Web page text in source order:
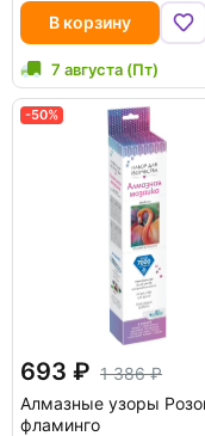
В корзину
7 августа (Пт)
-50%
693
1 386
Алмазные узоры
фламинго